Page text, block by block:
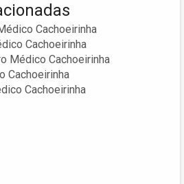
Cachoeirinha
Cachoeirinha
Médico Cachoeirinha
Cachoeirinha
Cachoeirinha